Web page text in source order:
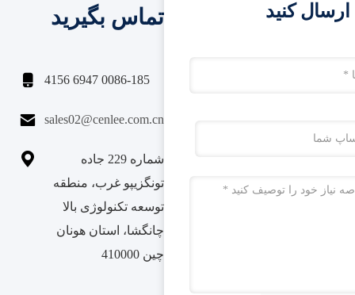
تماس بگیرید
 0086-185 6947 4156
 sales02@cenlee.com.cn

شماره 229 جاده
تونگزیپو غرب، منطقه
توسعه تکنولوژی بالا
چانگشا، استان هونان
چین 410000
کنید